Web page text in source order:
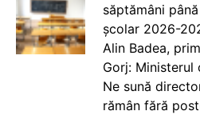
săptămâni
școlar 2026-
Alin Badea,
Gorj:
Ne sună
rămân fără